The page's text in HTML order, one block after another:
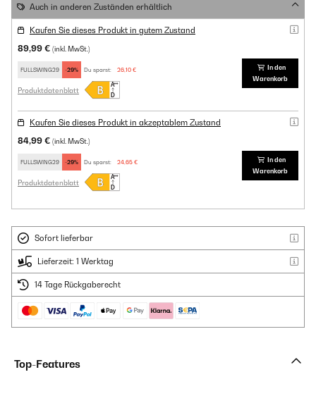
Auch in anderen Zuständen erhältlich
Kaufen Sie dieses Produkt in gutem Zustand
89,99 € (inkl. MwSt.)
FULLSWING29 -29% Du sparst: 26,10 €
Produktdatenblatt
In den
Warenkorb
Kaufen Sie dieses Produkt in akzeptablem Zustand
84,99 € (inkl. MwSt.)
FULLSWING29 -29% Du sparst: 24,65 €
Produktdatenblatt
In den
Warenkorb
Sofort lieferbar
Lieferzeit: 1 Werktag
14 Tage Rückgaberecht
Top-Features